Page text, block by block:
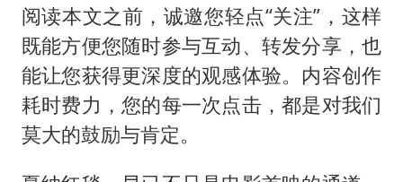
国乒男单横滨冠军赛全军覆没
胡彦斌获《歌手2026》歌王
U17国足三连胜晋级明日之星半决赛
美股存储板块集体大跌
阅读本文之前，诚邀您轻点“关注”，这样
既能方便您随时参与互动、转发分享，也
能让您获得更深度的观感体验。内容创作
耗时费力，您的每一次点击，都是对我们
莫大的鼓励与肯定。